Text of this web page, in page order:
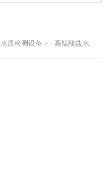
水质检测设备 > - 高锰酸盐水